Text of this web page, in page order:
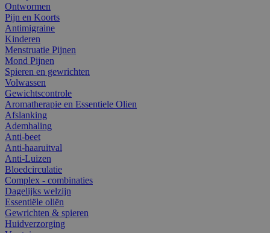
Ontwormen
Pijn en Koorts
Antimigraine
Kinderen
Menstruatie Pijnen
Mond Pijnen
Spieren en gewrichten
Volwassen
Gewichtscontrole
Aromatherapie en Essentiele Olien
Afslanking
Ademhaling
Anti-beet
Anti-haaruitval
Anti-Luizen
Bloedcirculatie
Complex - combinaties
Dagelijks welzijn
Essentiële oliën
Gewrichten & spieren
Huidverzorging